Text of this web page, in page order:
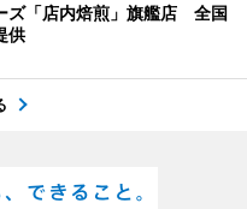
ズ「店内焙煎」旗艦店 全国
供